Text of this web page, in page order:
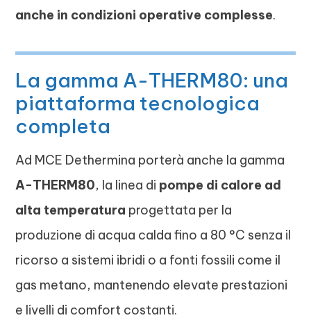
anche in condizioni operative complesse.
La gamma A-THERM80: una
piattaforma tecnologica
completa
Ad MCE Dethermina porterà anche la gamma
A-THERM80, la linea di pompe di calore ad
alta temperatura progettata per la
produzione di acqua calda fino a 80 °C senza il
ricorso a sistemi ibridi o a fonti fossili come il
gas metano, mantenendo elevate prestazioni
e livelli di comfort costanti.